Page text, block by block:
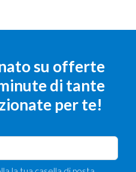
su offerte
di tante
per te!